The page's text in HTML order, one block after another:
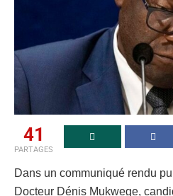
41
PARTAGES
Dans un communiqué rendu
Docteur Dénis Mukwege,